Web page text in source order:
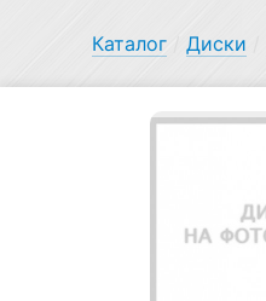
Каталог Диски